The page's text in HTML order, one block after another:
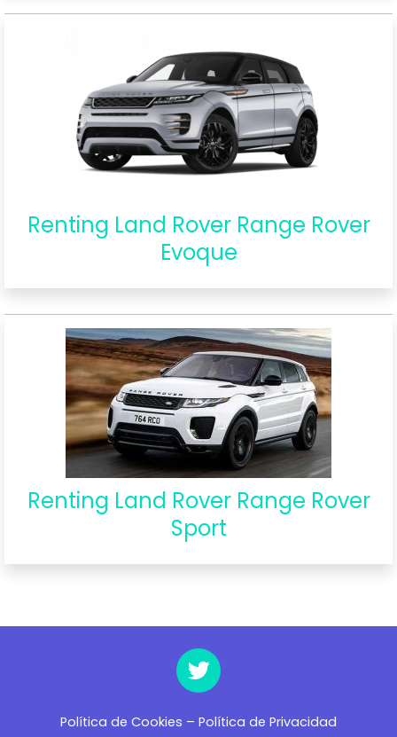
Renting Land Rover Range Rover
Evoque
Renting Land Rover Range Rover
Sport
Política de Cookies – Política de Privacidad